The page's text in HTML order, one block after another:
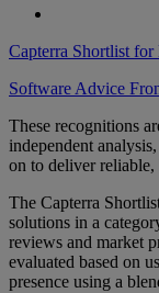
Capterra Shortlist for
Software Advice
These recognitions
independent
on to deliver
The Capterra
solutions in a
reviews and market
evaluated based on
presence using a